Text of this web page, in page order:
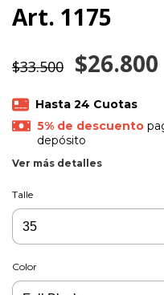
Art. 1175
$33.500 $26.800
5% de descuento
depósito
Ver más detalles
Talle
Color